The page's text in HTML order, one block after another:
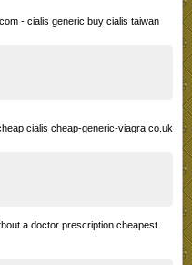
- cialis generic buy cialis taiwan
cialis cheap-generic-viagra.co.uk
a doctor prescription cheapest